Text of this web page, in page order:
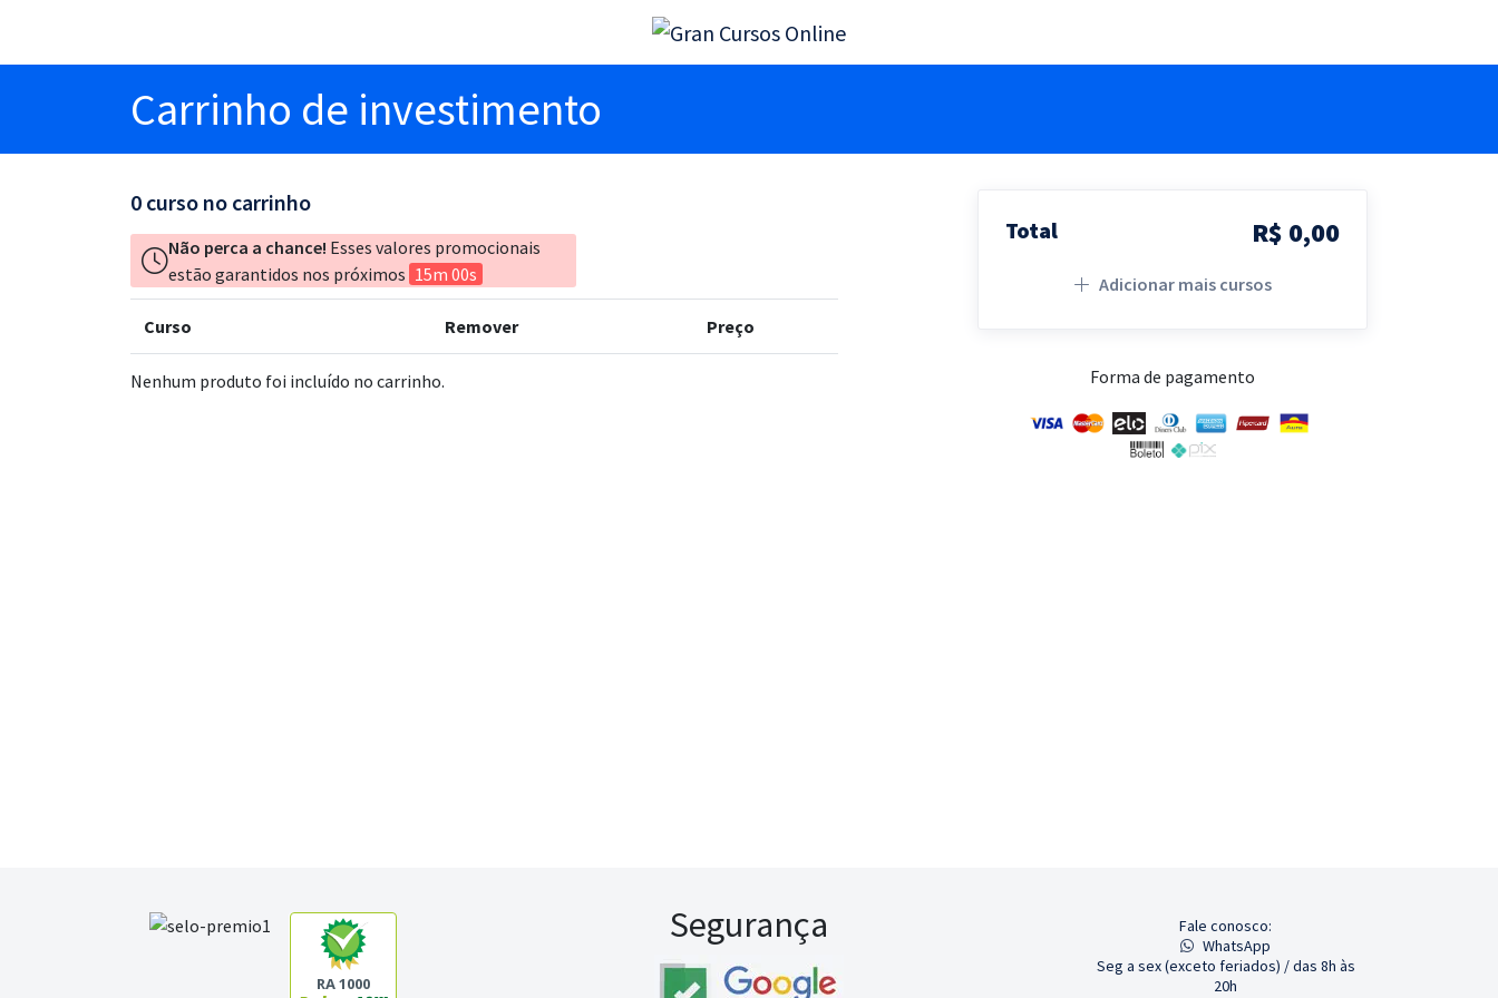
Carrinho de investimento
0 curso no carrinho
Não perca a chance! Esses valores promocionais
estão garantidos nos próximos 15m 00s
Curso Remover Preço
Nenhum produto foi incluído no carrinho.
Total R$ 0,00
Adicionar mais cursos
Forma de pagamento
RA 1000
Segurança
Fale conosco:
WhatsApp
Seg a sex (exceto feriados) / das 8h às
20h